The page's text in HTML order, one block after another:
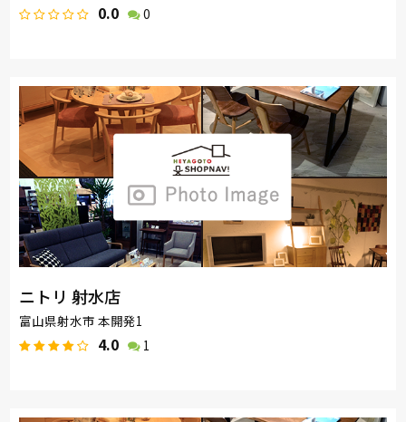
0.0 0
ニトリ 射水店
富山県射水市 本開発1
4.0 1